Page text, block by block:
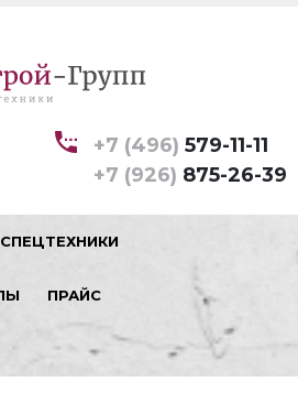
+7 (496) 579-11-11
+7 (926) 875-26-39
ПРАЙС